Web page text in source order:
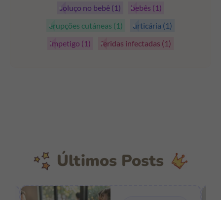
soluço no bebê (1) bebês (1)
erupções cutáneas (1) urticária (1)
impetigo (1) feridas infectadas (1)
Últimos Posts